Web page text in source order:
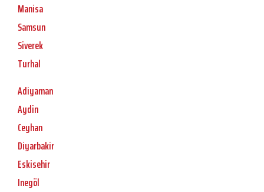
Manisa
Samsun
Siverek
Turhal
Adiyaman
Aydin
Ceyhan
Diyarbakir
Eskisehir
Inegöl